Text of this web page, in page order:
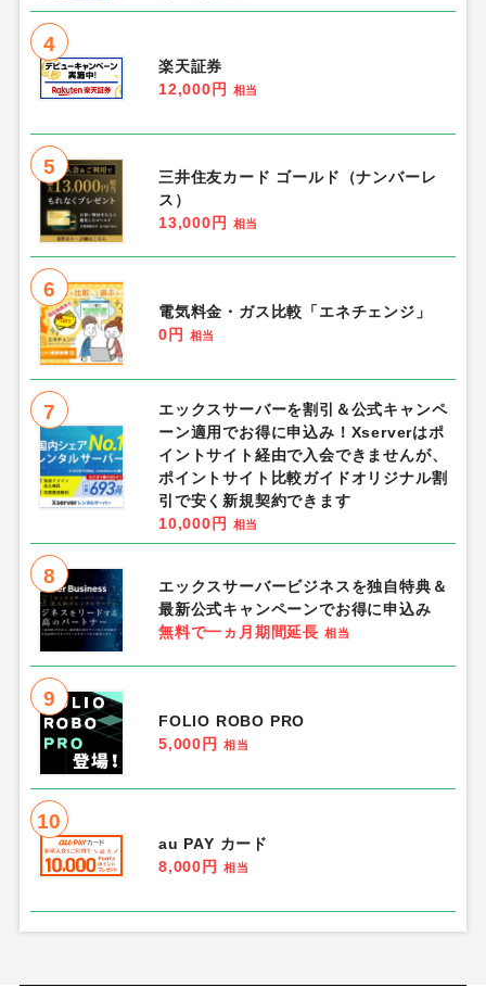
4
楽天証券
12,000円
相当
5
三井住友カード ゴールド（ナンバーレ
ス）
13,000円
相当
6
電気料金・ガス比較「エネチェンジ」
0円
相当
7
エックスサーバーを割引＆公式キャンペ
ーン適用でお得に申込み！Xserverはポ
イントサイト経由で入会できませんが、
ポイントサイト比較ガイドオリジナル割
引で安く新規契約できます
10,000円
相当
8
エックスサーバービジネスを独自特典＆
最新公式キャンペーンでお得に申込み
無料で一ヵ月期間延長 相当
9
FOLIO ROBO PRO
5,000円
相当
10
au PAY カード
8,000円
相当